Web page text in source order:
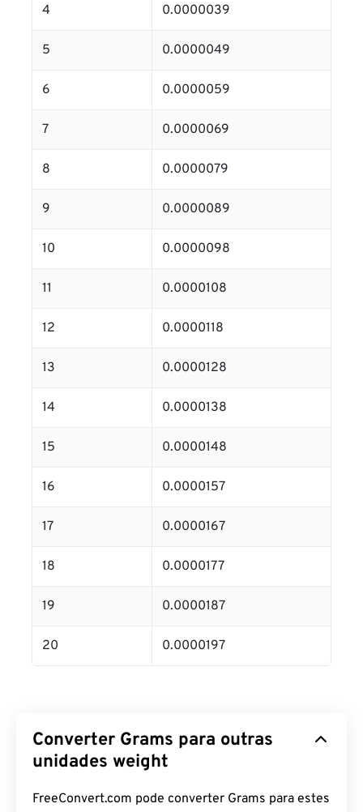
4 0.0000039
5 0.0000049
6 0.0000059
7 0.0000069
8 0.0000079
9 0.0000089
10 0.0000098
11 0.0000108
12 0.0000118
13 0.0000128
14 0.0000138
15 0.0000148
16 0.0000157
17 0.0000167
18 0.0000177
19 0.0000187
20 0.0000197
Converter Grams para outras
unidades weight
FreeConvert.com pode converter Grams para estes